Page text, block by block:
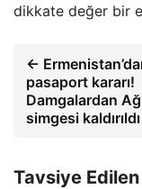
dikkate değer bir
←
pasaport kararı!
Damgalardan
simgesi kaldırıldı
Tavsiye